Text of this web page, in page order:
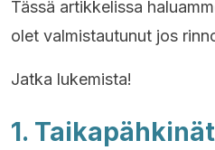
Tässä artikkelissa
olet valmistautunut jos
Jatka lukemista!
1.